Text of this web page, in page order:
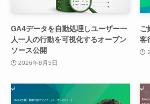
GA4データを自動処理しユーザー一
人一人の行動を可視化するオープン
ソース公開
2026年8月5日
ご
客